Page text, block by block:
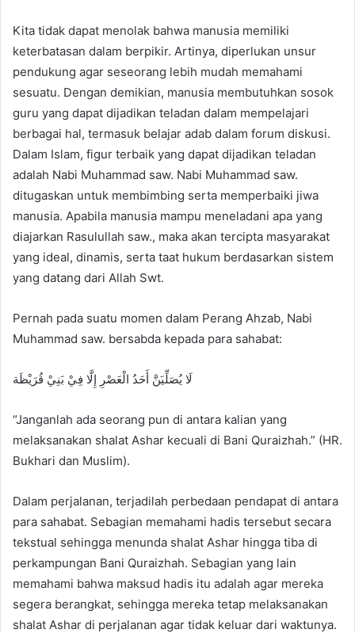
Kita tidak dapat menolak bahwa manusia memiliki
keterbatasan dalam berpikir. Artinya, diperlukan unsur
pendukung agar seseorang lebih mudah memahami
sesuatu. Dengan demikian, manusia membutuhkan sosok
guru yang dapat dijadikan teladan dalam mempelajari
berbagai hal, termasuk belajar adab dalam forum diskusi.
Dalam Islam, figur terbaik yang dapat dijadikan teladan
adalah Nabi Muhammad saw. Nabi Muhammad saw.
ditugaskan untuk membimbing serta memperbaiki jiwa
manusia. Apabila manusia mampu meneladani apa yang
diajarkan Rasulullah saw., maka akan tercipta masyarakat
yang ideal, dinamis, serta taat hukum berdasarkan sistem
yang datang dari Allah Swt.
Pernah pada suatu momen dalam Perang Ahzab, Nabi
Muhammad saw. bersabda kepada para sahabat:
لَا يُصَلِّيَنَّ أَحَدُ الْعَصْرِ إِلَّا فِيْ بَنِيْ قُرَيْظَة
“Janganlah ada seorang pun di antara kalian yang
melaksanakan shalat Ashar kecuali di Bani Quraizhah.” (HR.
Bukhari dan Muslim).
Dalam perjalanan, terjadilah perbedaan pendapat di antara
para sahabat. Sebagian memahami hadis tersebut secara
tekstual sehingga menunda shalat Ashar hingga tiba di
perkampungan Bani Quraizhah. Sebagian yang lain
memahami bahwa maksud hadis itu adalah agar mereka
segera berangkat, sehingga mereka tetap melaksanakan
shalat Ashar di perjalanan agar tidak keluar dari waktunya.